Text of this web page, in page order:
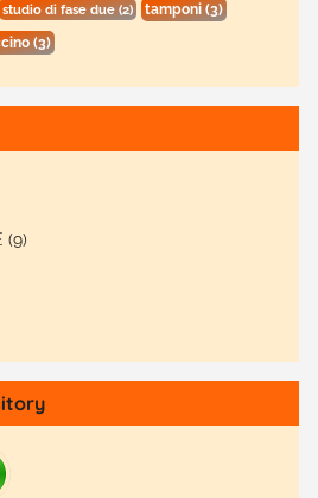
studio di fase due(2) tamponi(3)
(3)
(9)